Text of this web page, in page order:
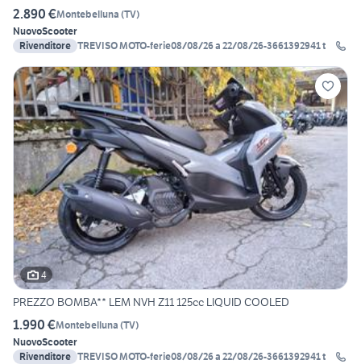
2.890 €Montebelluna (TV)
NuovoScooter
Rivenditore TREVISO MOTO-ferie08/08/26 a 22/08/26-3661392941 t
4
PREZZO BOMBA** LEM NVH Z11 125cc LIQUID COOLED
1.990 €Montebelluna (TV)
NuovoScooter
Rivenditore TREVISO MOTO-ferie08/08/26 a 22/08/26-3661392941 t